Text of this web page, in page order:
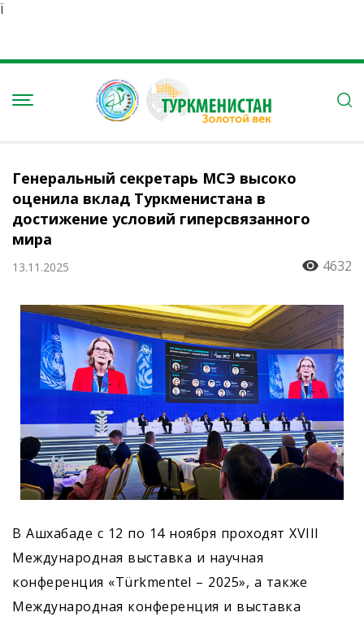
Ï
Генеральный секретарь МСЭ высоко
оценила вклад Туркменистана в
достижение условий гиперсвязанного
мира
13.11.2025 4632
В Ашхабаде с 12 по 14 ноября проходят XVIII
Международная выставка и научная
конференция «Тürkmentel – 2025», а также
Международная конференция и выставка